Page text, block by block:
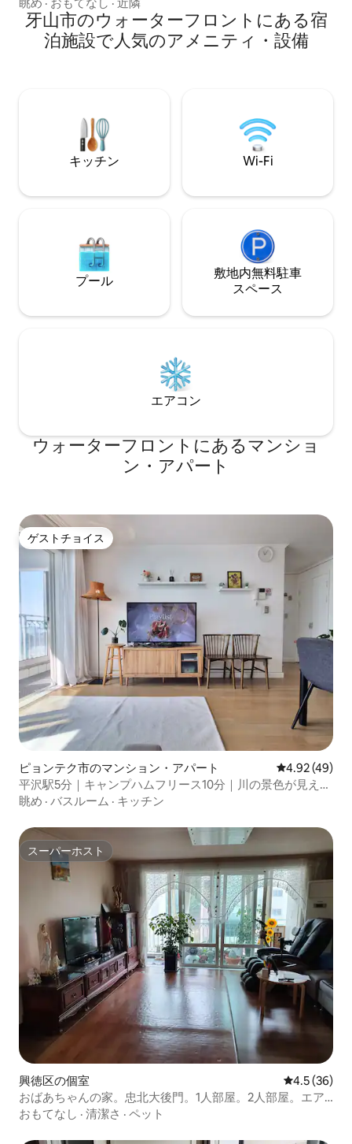
注ぐ 静かな場所 水辺や山辺でくつろげる
場所 宿泊施設の徒歩圏内に 廃坑を開発し
た 冷風風呂のオープン 7～8月にオープン
らいとき 自分を振り返り 自分を慰めて 休
港から サプシ島、オエンド島、ホド島な
ど 多数の島から出発 海底トンネル開通に
ミオク書院 オソサン・リゾートフォレス
上花園 海底トンネルを通ってバイダオカ
ペット不可 予約外の人数と 外部の人の出
入りは禁止です 屋根裏と手すりのある構
す
していますので
い。 ♡海も30分圏内にありますので、 悪
い思い出やストレ
せな人生を送ってほ
牙山市のウォーターフロントにある宿
泊施設で人気のアメニティ・設備
キッチン Wi-Fi
プール
敷地内無料駐⁠車
ス⁠ペ⁠ー⁠ス
エアコン
ウォーターフロントにあるマンショ
ン・アパート
ゲストチョイス
ゲストチョイス
ピョンテク市のマンション・アパート レビュー49
4.92 (49)
平沢駅5分｜キャンプハムフリース10分｜川の景色が見える
ファミリー向け宿泊先｜清潔感のあるガンセイハウス
眺め · バスルーム · キッチン
スーパーホスト
スーパーホスト
興徳区の個室 レビュー36
4.5 (36)
おばあちゃんの家。忠北大後門。1人部屋。2人部屋。エア
コン、個室、相部屋可、動物OK。
おもてなし · 清潔さ · ペット